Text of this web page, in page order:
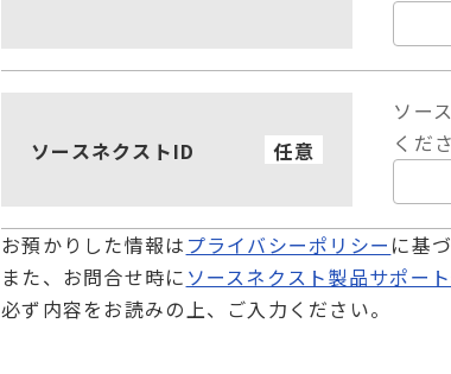
ソースネクストID 任意
ソー
くだ
お預かりした情報は プライバシーポリシー に基
また、お問合せ時に ソースネクスト製品サポー
必ず内容をお読みの上、ご入力ください。